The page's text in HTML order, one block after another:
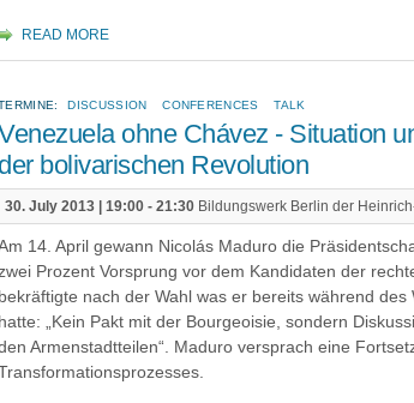
READ MORE
DISCUSSION CONFERENCES TALK
ohne Chávez - Situation
der bolivarischen Revolution
30. July 2013 | 19:00 - 21:30 Bildungswerk Berlin der
14. April gewann Nicolás Maduro die
Prozent Vor­sprung vor dem Kandidaten der
bekräftigte nach der Wahl was er bereits während des
hatte: „Kein Pakt mit der Bourgeoisie, sondern
Armenstadtteilen“. Maduro versprach eine